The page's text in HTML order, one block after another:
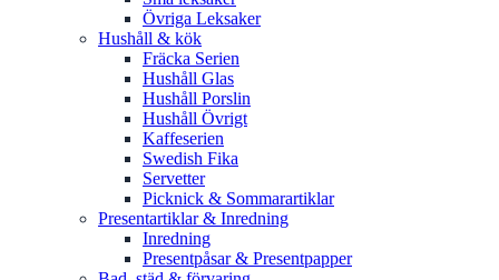
Övriga Leksaker
Hushåll & kök
Fräcka Serien
Hushåll Glas
Hushåll Porslin
Hushåll Övrigt
Kaffeserien
Swedish Fika
Servetter
Picknick & Sommarartiklar
Presentartiklar & Inredning
Inredning
Presentpåsar & Presentpapper